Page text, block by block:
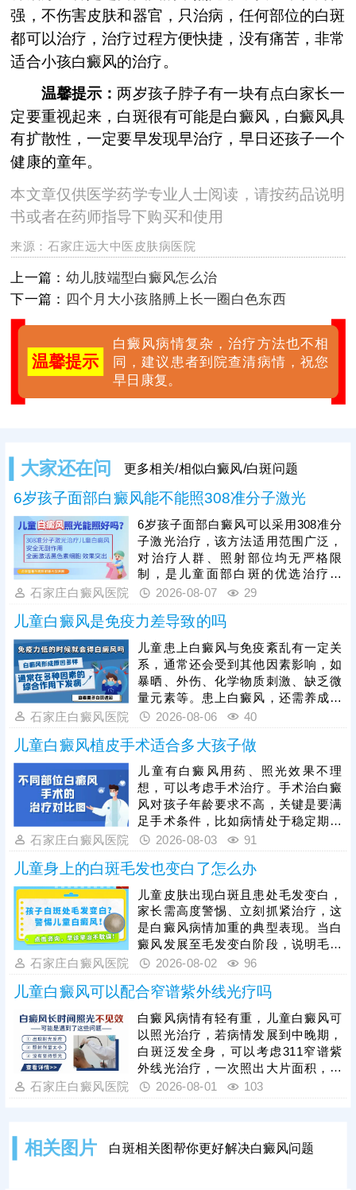
强，不伤害皮肤和器官，只治病，任何部位的白斑
都可以治疗，治疗过程方便快捷，没有痛苦，非常
适合小孩白癜风的治疗。
温馨提示：两岁孩子脖子有一块有点白家长一
定要重视起来，白斑很有可能是白癜风，白癜风具
有扩散性，一定要早发现早治疗，早日还孩子一个
健康的童年。
本文章仅供医学药学专业人士阅读，请按药品说明
书或者在药师指导下购买和使用
来源：石家庄远大中医皮肤病医院
上一篇： 幼儿肢端型白癜风怎么治
下一篇： 四个月大小孩胳膊上长一圈白色东西
温馨提示
白癜风病情复杂，治疗方法也不相
同，建议患者到院查清病情，祝您
早日康复。
大家还在问 更多相关/相似白癜风/白斑问题
6岁孩子面部白癜风能不能照308准分子激光
6岁孩子面部白癜风可以采用308准分
子激光治疗，该方法适用范围广泛，
对治疗人群、照射部位均无严格限
制，是儿童面部白斑的优选治疗方
式。308准分子激光属于靶向治疗，
色素细胞增殖、修复，促进黑色素合
成，有效淡化、消退面部白斑，且不
会损伤周边正常皮肤，安全性适配儿
童娇嫩肌肤。儿童面部治疗需严格把
控激光剂量，同时需坚持规律照射治
疗，白癜风恢复周期较长，规律疗程
治疗才能稳固疗效，杜绝白斑反复。
石家庄白癜风医院 2026-08-07 29
儿童白癜风是免疫力差导致的吗
儿童患上白癜风与免疫紊乱有一定关
系，通常还会受到其他因素影响，如
暴晒、外伤、化学物质刺激、缺乏微
量元素等。患上白癜风，还需养成健
康生活习惯，规律作息，均衡饮食，
能，为白斑复色助力。另一方面，要
重视规范治疗，在医生指导下个性化
用药、照光，促进黑色素细胞修复、
恢复活性，令表皮黑色素再分泌，使
肤色渐趋正常。
石家庄白癜风医院 2026-08-06 40
儿童白癜风植皮手术适合多大孩子做
儿童有白癜风用药、照光效果不理
想，可以考虑手术治疗。手术治白癜
风对孩子年龄要求不高，关键是要满
足手术条件，比如病情处于稳定期、
非外伤型白癜风、非瘢痕体质，术前
需进行完善检查。另外，目前有新型
的手术方法被应用到白癜风临床治疗
当中：黑色素细胞种植，与植皮手术
相比，自体活性色素细胞移植成活
快，着色均匀，不留疤痕，复色成功
率高。做手术认准正规医院，经验丰
富的医生操作，告知术前术后护理事
项，一次治疗成功率更高。
石家庄白癜风医院 2026-08-03 91
儿童身上的白斑毛发也变白了怎么办
儿童皮肤出现白斑且患处毛发变白，
家长需高度警惕、立刻抓紧治疗，这
是白癜风病情加重的典型表现。当白
癜风发展至毛发变白阶段，说明毛囊
黑色素细胞已受损，治疗难度会明显
用偏方、激素类药膏盲目医治，儿童
白癜风需遵循科学诊疗原则，临床多
采用综合性治疗方案，像中医定向、
药物渗透联合308激光是常用且安全
高效的方法，适配儿童体质，能够内
外兼顾修复黑色素细胞，复色效果明
显。白癜风治疗是循序渐进的过程，
石家庄白癜风医院 2026-08-02 96
儿童白癜风可以配合窄谱紫外线光疗吗
白癜风病情有轻有重，儿童白癜风可
以照光治疗，若病情发展到中晚期，
白斑泛发全身，可以考虑311窄谱紫
外线光治疗，一次照出大片面积，节
省单次照光时间和费用;若白斑面积较
率，维持疗效连贯;可搭配对症药物进
石家庄白癜风医院 2026-08-01 103
相关图片 白斑相关图帮你更好解决白癜风问题